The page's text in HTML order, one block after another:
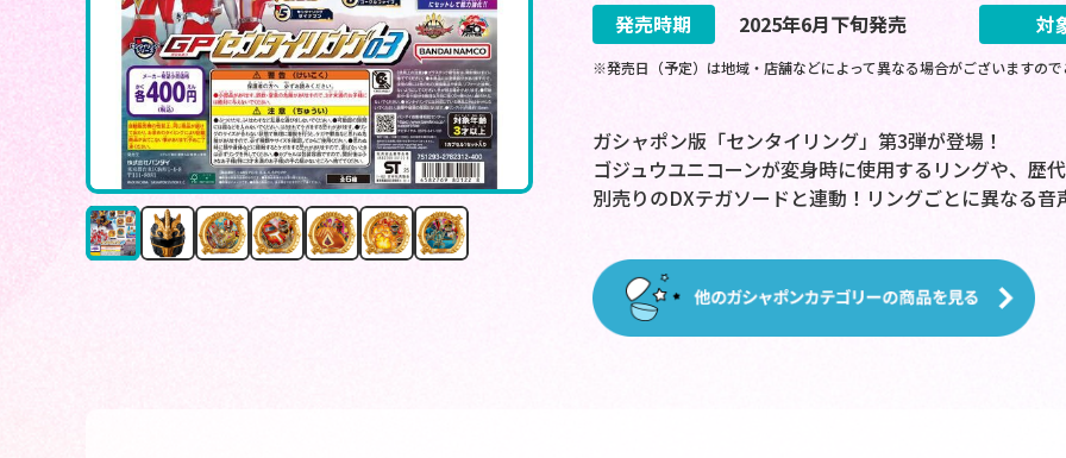
発売時期
2025年6月下旬発売 対
※発売日（予定）は地域・店舗などによって異なる場合がございますの
ガシャポン版「センタイリング」第3弾が登場！
ゴジュウユニコーンが変身時に使用するリングや、歴
別売りのDXテガソードと連動！リングごとに異なる音